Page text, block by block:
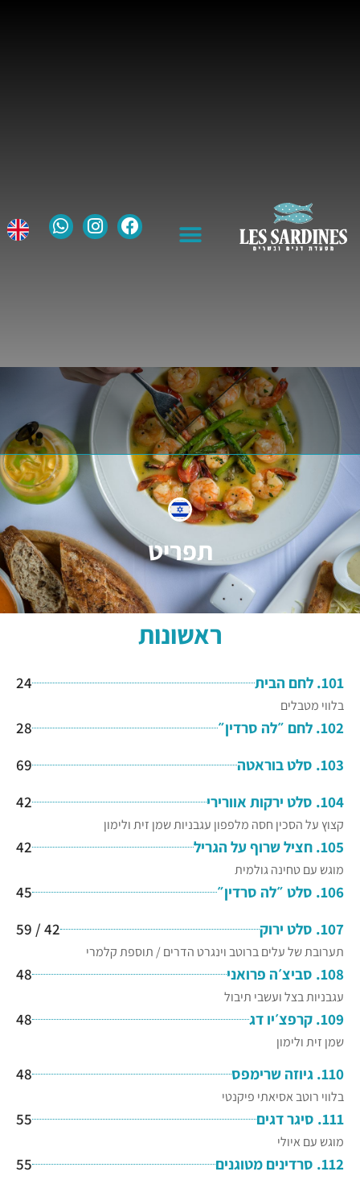
תפריט
ראשונות
101. לחם הבית 24
בלווי מטבלים
102. לחם ״לה סרדין״
28
103. סלט בוראטה
69
104. סלט ירקות אוורירי
42
קצוץ על הסכין חסה מלפפון עגבניות שמן זית ולימון
105. חציל שרוף על הגריל 42
מוגש עם טחינה גולמית
106. סלט ״לה סרדין״
45
107. סלט ירוק
42 / 59
תערובת של עלים ברוטב וינגרט הדרים / תוספת קלמרי
108. סביצ׳ה פרואני 48
עגבניות בצל ועשבי תיבול
109. קרפצ׳יו דג 48
שמן זית ולימון
110. גיוזה שרימפס 48
בלווי רוטב אסיאתי פיקנטי
111. סיגר דגים 55
מוגש עם איולי
112. סרדינים מטוגנים
55